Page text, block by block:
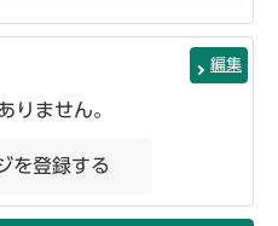
編集
りません。
を登録する